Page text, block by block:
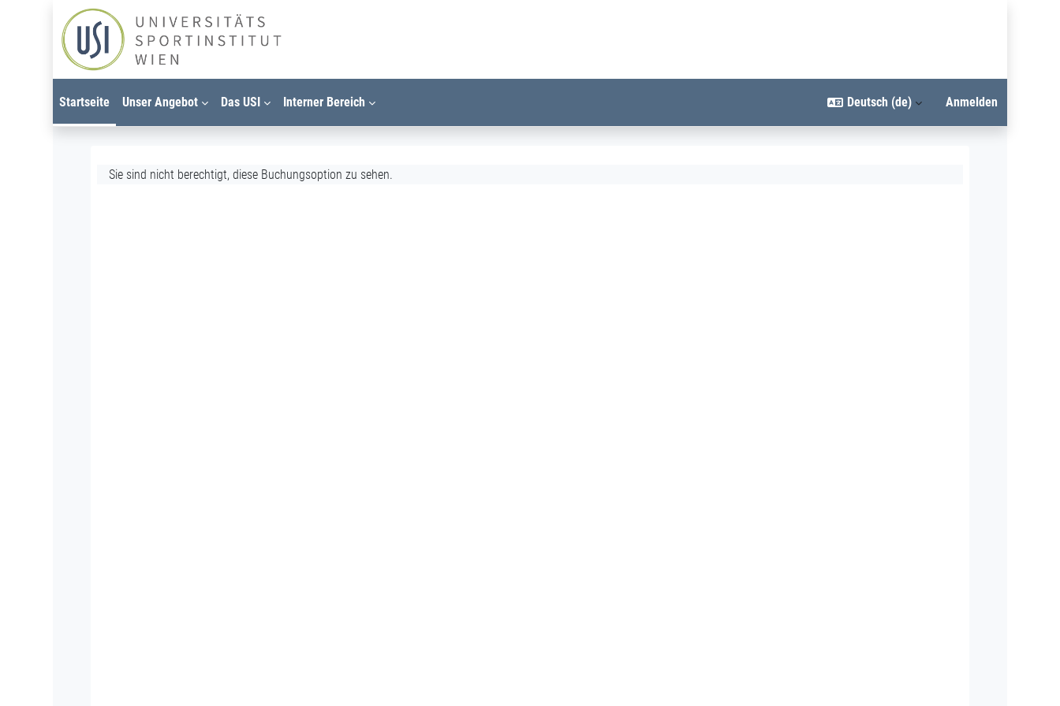
Zum Hauptinhalt
Startseite Unser Angebot Das USI Interner Bereich Deutsch ‎(de)‎ Anmelden
Sie sind nicht berechtigt, diese Buchungsoption zu sehen.